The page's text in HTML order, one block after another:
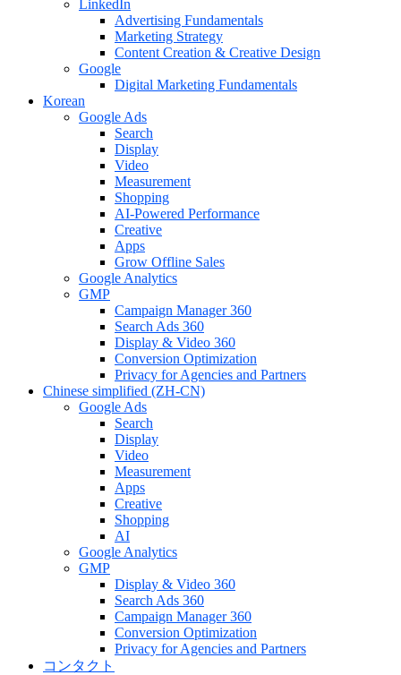
LinkedIn
Advertising Fundamentals
Marketing Strategy
Content Creation & Creative Design
Google
Digital Marketing Fundamentals
Korean
Google Ads
Search
Display
Video
Measurement
Shopping
AI-Powered Performance
Creative
Apps
Grow Offline Sales
Google Analytics
GMP
Campaign Manager 360
Search Ads 360
Display & Video 360
Conversion Optimization
Privacy for Agencies and Partners
Chinese simplified (ZH-CN)
Google Ads
Search
Display
Video
Measurement
Apps
Creative
Shopping
AI
Google Analytics
GMP
Display & Video 360
Search Ads 360
Campaign Manager 360
Conversion Optimization
Privacy for Agencies and Partners
コンタクト